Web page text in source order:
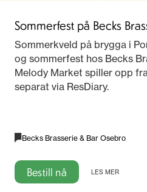
Sommerfest på Becks
2026
Sommerkveld på brygga i
og sommerfest hos Becks
Melody Market spiller opp
separat via ResDiary.
Becks Brasserie & Bar Osebro
Bestill nå LES MER